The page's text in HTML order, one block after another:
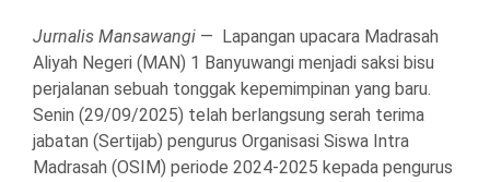
Jurnalis Mansawangi — Lapangan upacara Madrasah
Aliyah Negeri (MAN) 1 Banyuwangi menjadi saksi bisu
perjalanan sebuah tonggak kepemimpinan yang baru.
Senin (29/09/2025) telah berlangsung serah terima
jabatan (Sertijab) pengurus Organisasi Siswa Intra
Madrasah (OSIM) periode 2024-2025 kepada pengurus